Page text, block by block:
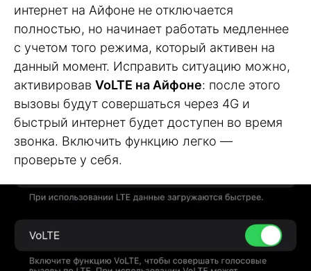
интернет на Айфоне не отключается
полностью, но начинает работать медленнее
с учетом того режима, который активен на
данный момент. Исправить ситуацию можно,
активировав VoLTE на Айфоне: после этого
вызовы будут совершаться через 4G и
быстрый интернет будет доступен во время
звонка. Включить функцию легко —
проверьте у себя.